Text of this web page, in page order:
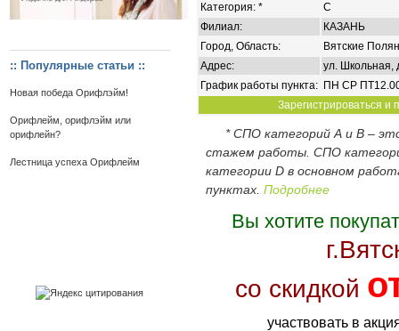
:: Популярные статьи ::
Новая победа Орифлэйм!
Орифлейм, орифлэйм или
орифлейн?
Лестница успеха Орифлейм
Категория: *
C
Филиал:
КАЗАНЬ
Город, Область:
Вятские
Адрес:
ул. Школьная,
График работы пункта: ПН СР
Зарегистрироваться и
* СПО категорий А и В –
стажем работы. СПО
категории D в основном
пунктах. Подробнее
Вы хотите
со скидкой
участвовать в